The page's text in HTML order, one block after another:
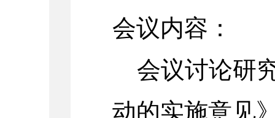
会议内容：
会议讨论研
动的实施意见